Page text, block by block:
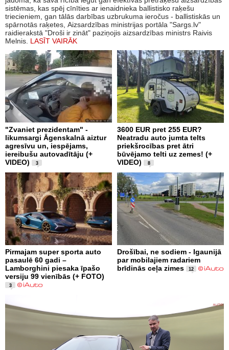
sistēmas, kas spēj cīnīties ar ienaidnieka ballistisko raķešu
triecieniem, gan tālās darbības uzbrukuma ieročus - ballistiskās un
spārnotās raķetes, Aizsardzības ministrijas portāla "Sargs.lv"
raidierakstā "Droši ir zināt" paziņojis aizsardzības ministrs Raivis
Melnis. LASĪT VAIRĀK
"Zvaniet prezidentam" -
likumsargi Āgenskalnā aiztur
agresīvu un, iespējams,
iereibušu autovadītāju (+
VIDEO)
3
3600 EUR pret 255 EUR?
Neatradu auto jumta telts
priekšrocības pret ātri
būvējamo telti uz zemes! (+
VIDEO)
8
Pirmajam super sporta auto
pasaulē 60 gadi –
Lamborghini piesaka īpašo
versiju 99 vienībās (+ FOTO)
3
Drošībai, ne sodiem - Igaunijā
par mobilajiem radariem
brīdinās ceļa zimes
12